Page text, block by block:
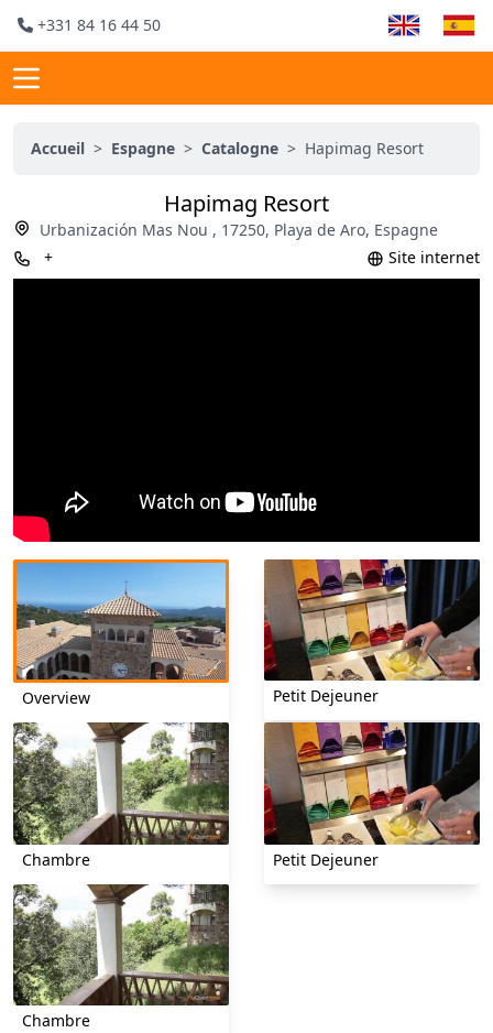
+331 84 16 44 50
Accueil > Espagne > Catalogne > Hapimag Resort
Hapimag Resort
Urbanización Mas Nou , 17250, Playa de Aro, Espagne
+
Site internet
Overview Petit Dejeuner
Chambre Petit Dejeuner
Chambre